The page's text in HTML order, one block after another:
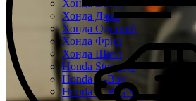
Хонда Везел
Хонда Джаз
Хонда Одиссей
Хонда Фрид
Хонда Шатл
Honda Stepwgn
Honda N-Box
Honda N-WGN